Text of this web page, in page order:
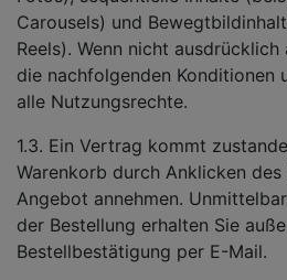
Carousels) und
Reels). Wenn nicht
die nachfolgenden Konditionen
alle Nutzungsrechte.
1.3. Ein Vertrag kommt
Warenkorb durch Anklicken
Angebot annehmen.
der Bestellung erhalten Sie
Bestellbestätigung per E-Mail.